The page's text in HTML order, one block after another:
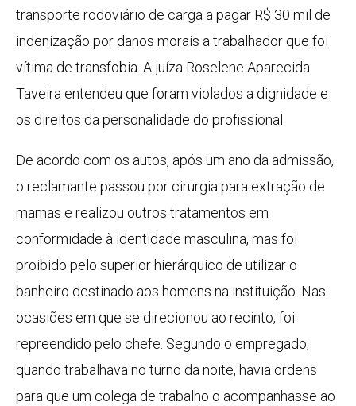
transporte rodoviário de carga a pagar R$ 30 mil de
indenização por danos morais a trabalhador que foi
vítima de transfobia. A juíza Roselene Aparecida
Taveira entendeu que foram violados a dignidade e
os direitos da personalidade do profissional.
De acordo com os autos, após um ano da admissão,
o reclamante passou por cirurgia para extração de
mamas e realizou outros tratamentos em
conformidade à identidade masculina, mas foi
proibido pelo superior hierárquico de utilizar o
banheiro destinado aos homens na instituição. Nas
ocasiões em que se direcionou ao recinto, foi
repreendido pelo chefe. Segundo o empregado,
quando trabalhava no turno da noite, havia ordens
para que um colega de trabalho o acompanhasse ao